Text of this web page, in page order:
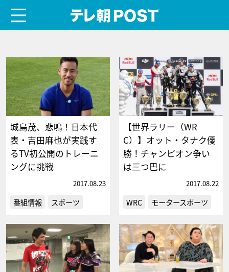
城島茂、悲鳴！日本代
表・吉田麻也が実践す
るTV初公開のトレーニ
ングに挑戦
2017.08.23
番組情報 スポーツ
【世界ラリー（WR
C）】オット・タナク優
勝！チャンピオン争い
は三つ巴に
2017.08.22
WRC モータースポーツ